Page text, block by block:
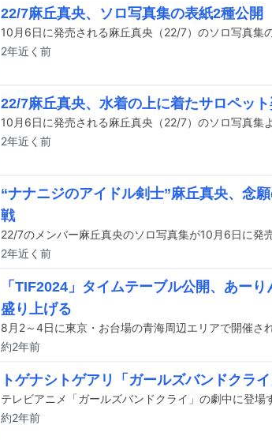
22/7麻丘真央、ソロ写真集の表紙2種公
2年近く 前
22/7麻丘真央、水着の上に着たサロペッ
10月6日に発売される麻丘真央（22/7）のソロ写真集
2年近く 前
“ナナニジのアイドル剣士”麻丘真央、念
戦
22/7のメンバー麻丘真央のソロ写真集が10月6日に発
2年近く 前
「TIF2024」タイムテーブル公開、あー
盛り上げる
約2年前
トゲナシトゲアリ「ガールズバンドクラ
約2年前